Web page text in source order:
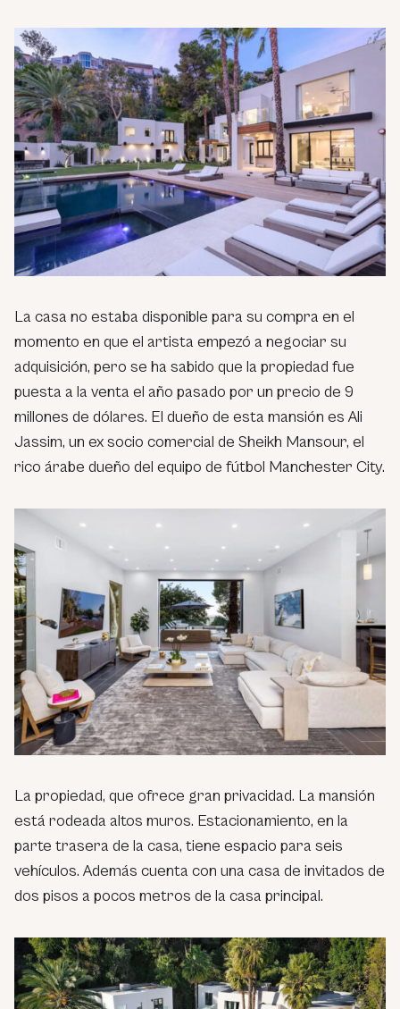
La casa no estaba disponible para su compra en el
momento en que el artista empezó a negociar su
adquisición, pero se ha sabido que la propiedad fue
puesta a la venta el año pasado por un precio de 9
millones de dólares. El dueño de esta mansión es Ali
Jassim, un ex socio comercial de Sheikh Mansour, el
rico árabe dueño del equipo de fútbol Manchester City.
La propiedad, que ofrece gran privacidad. La mansión
está rodeada altos muros. Estacionamiento, en la
parte trasera de la casa, tiene espacio para seis
vehículos. Además cuenta con una casa de invitados de
dos pisos a pocos metros de la casa principal.